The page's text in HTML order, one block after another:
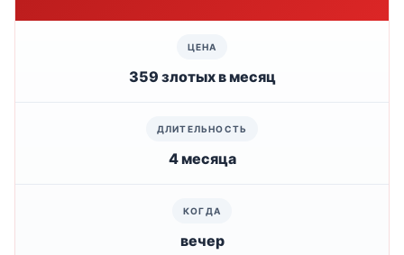
359 злотых в месяц
4 месяца
вечер